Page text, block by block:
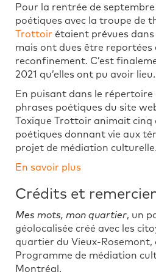
Pour la rentrée de
poétiques avec la troupe de
Trottoir étaient prévues
mais ont dues être reportées
reconfinement. C’est
2021 qu’elles ont pu avoir lieu.
En puisant dans le répertoire
phrases poétiques du site
Toxique Trottoir animait cinq
poétiques donnant vie aux
projet de médiation culturelle.
En savoir plus
Crédits et
Mes mots, mon quartier, un
géolocalisée créé avec les
quartier du Vieux-Rosemont,
Programme de médiation
Montréal.